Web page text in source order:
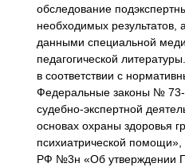
обследование
необходимых результатов,
данными специальной
педагогической
в соответствии с
Федеральные законы №
судебно-экспертной
основах охраны здоровья
психиатрической
РФ №3н «Об утверждении